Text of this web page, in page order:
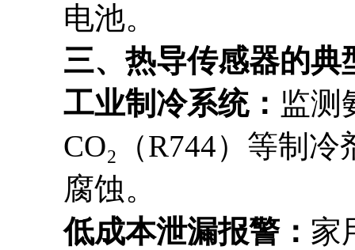
电池。
三、热导传感器的典
工业制冷系统： 监测
CO₂（R744）等制
腐蚀。
低成本泄漏报警： 家